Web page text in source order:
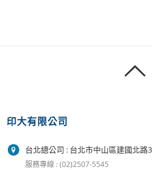
印大有限公司
台北總公司 : 台北市中山區建國北路
服務專線 : (02)2507-5545